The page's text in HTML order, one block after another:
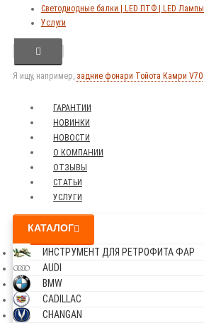
Светодиодные балки | LED ПТФ | LED Лампы
Услуги
Я ищу, например, задние фонари Тойота Камри V70
ГАРАНТИИ
НОВИНКИ
НОВОСТИ
О КОМПАНИИ
ОТЗЫВЫ
СТАТЬИ
УСЛУГИ
КАТАЛОГ
ИНСТРУМЕНТ ДЛЯ РЕТРОФИТА ФАР
AUDI
BMW
CADILLAC
CHANGAN